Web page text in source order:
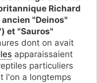
Richard
"Deinos"
et "Sauros"
dont on avait
apparaissaient
particuliers
l'on a longtemps